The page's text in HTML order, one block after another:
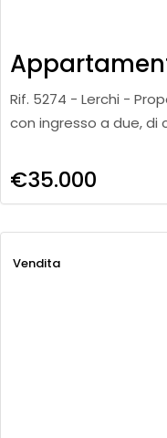
Rif. 5274 - Lerchi -
con ingresso a due, di
€35.000
Vendita